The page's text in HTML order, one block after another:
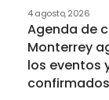
4 agosto, 2026
Agenda de
Monterrey
los eventos
confirmados